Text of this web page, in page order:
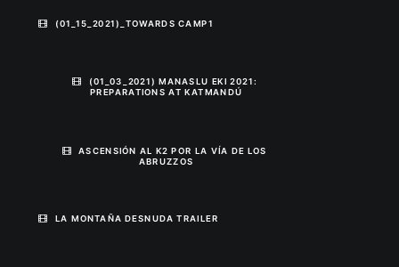
(01_15_2021)_TOWARDS CAMP1
(01_03_2021) MANASLU EKI 2021:
PREPARATIONS AT KATMANDÚ
ASCENSIÓN AL K2 POR LA VÍA DE LOS
ABRUZZOS
LA MONTAÑA DESNUDA TRAILER